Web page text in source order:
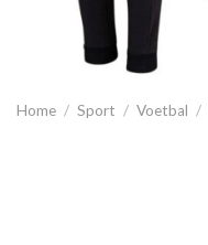
Home / Sport / Voetbal /